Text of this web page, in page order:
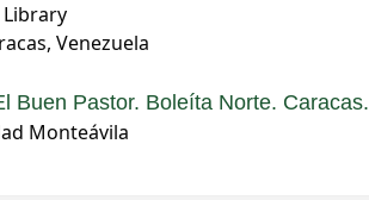
Venezuela
Buen Pastor. Boleíta Norte. Caracas.
Monteávila